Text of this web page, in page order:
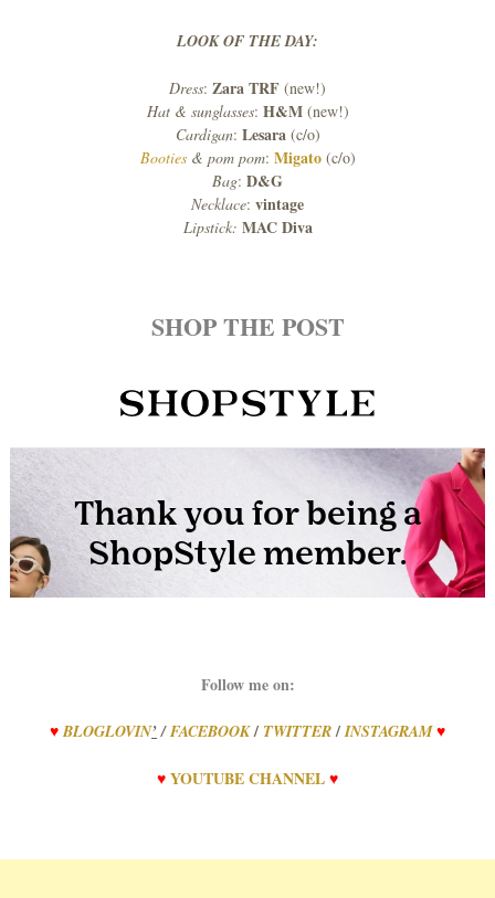
LOOK OF THE DAY:
Dress: Zara TRF (new!)
Hat & sunglasses: H&M(new!)
Cardigan: Lesara (c/o)
Booties& pom pom: Migato(c/o)
Bag: D&G
Necklace: vintage
Lipstick: MAC Diva
SHOP THE POST
Follow me on:
♥ BLOGLOVIN’/FACEBOOK / TWITTER / INSTAGRAM ♥
♥YOUTUBE CHANNEL♥